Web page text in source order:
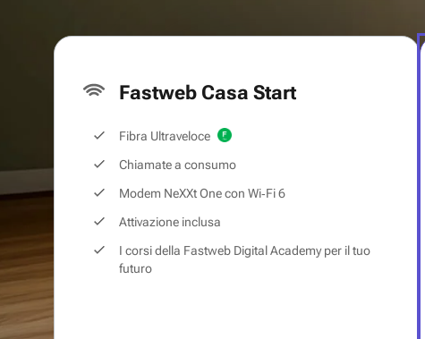
Fastweb Casa Start
Fibra Ultraveloce
Chiamate a consumo
Modem NeXXt One con Wi‑Fi 6
Attivazione inclusa
I corsi della Fastweb Digital Academy per il tuo
futuro